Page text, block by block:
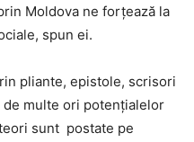
Moldova ne forțează la
spun ei.
pliante, epistole, scrisori
multe ori potențialelor
sunt postate pe